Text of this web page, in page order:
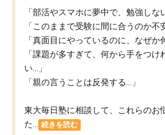
「部活やスマホに夢中で、勉強しな
「このままで受験に間に合うのか不
「真面目にやっているのに、なぜか
「課題が多すぎて、何から手をつ
い…」
「親の言うことは反発する…」
東大毎日塾に相談して、これらのお
た...
続きを読む